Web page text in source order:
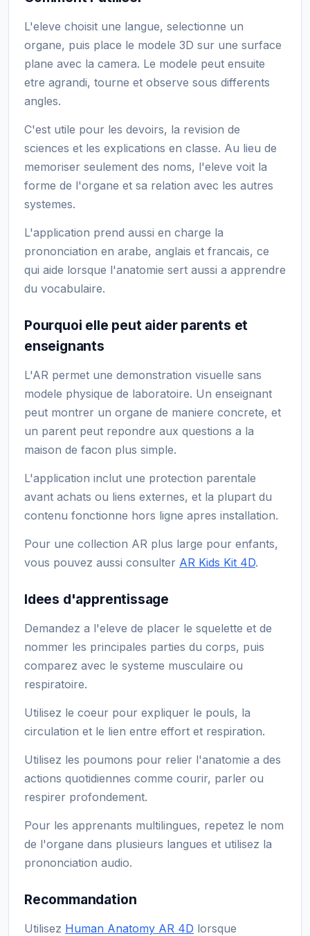
L'eleve choisit une langue, selectionne un
organe, puis place le modele 3D sur une surface
plane avec la camera. Le modele peut ensuite
etre agrandi, tourne et observe sous differents
angles.
C'est utile pour les devoirs, la revision de
sciences et les explications en classe. Au lieu de
memoriser seulement des noms, l'eleve voit la
forme de l'organe et sa relation avec les autres
systemes.
L'application prend aussi en charge la
prononciation en arabe, anglais et francais, ce
qui aide lorsque l'anatomie sert aussi a apprendre
du vocabulaire.
Pourquoi elle peut aider parents et
enseignants
L'AR permet une demonstration visuelle sans
modele physique de laboratoire. Un enseignant
peut montrer un organe de maniere concrete, et
un parent peut repondre aux questions a la
maison de facon plus simple.
L'application inclut une protection parentale
avant achats ou liens externes, et la plupart du
contenu fonctionne hors ligne apres installation.
Pour une collection AR plus large pour enfants,
vous pouvez aussi consulter AR Kids Kit 4D.
Idees d'apprentissage
Demandez a l'eleve de placer le squelette et de
nommer les principales parties du corps, puis
comparez avec le systeme musculaire ou
respiratoire.
Utilisez le coeur pour expliquer le pouls, la
circulation et le lien entre effort et respiration.
Utilisez les poumons pour relier l'anatomie a des
actions quotidiennes comme courir, parler ou
respirer profondement.
Pour les apprenants multilingues, repetez le nom
de l'organe dans plusieurs langues et utilisez la
prononciation audio.
Recommandation
Utilisez Human Anatomy AR 4D lorsque